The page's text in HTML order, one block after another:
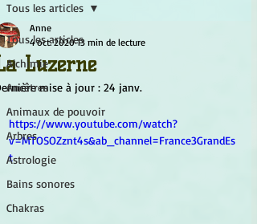
Tous les articles
Alchimie
Ancêtres
Animaux de pouvoir
Arbres
Astrologie
Bains sonores
Chakras
Tous les articles
Luzerne
Anne
4 oct. 2020 13 min de lecture
mise à jour : 24 janv.
https://www.youtube.com/watch?
v=MTOSOZznt4s&ab_channel=France3GrandEs
t